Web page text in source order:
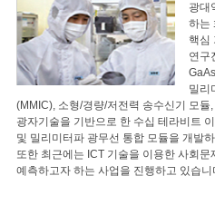
광대
하는
핵심
연구
밀리
(MMIC), 소형/경량/저전력 송수신기 모듈
광자기술을 기반으로 한 수십 테라비트
및 밀리미터파 광무선 통합 모듈을 개발
또한 최근에는 ICT 기술을 이용한 사회
예측하고자 하는 사업을 진행하고 있습니